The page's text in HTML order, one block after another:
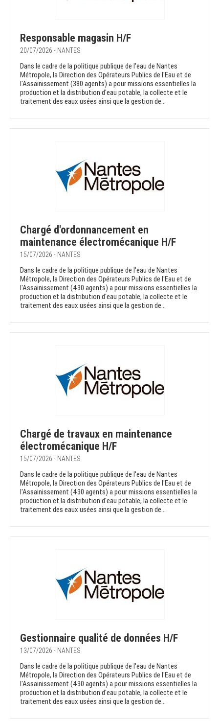
Responsable magasin H/F
20/07/2026 - NANTES
Dans le cadre de la politique publique de l'eau de Nantes
Métropole, la Direction des Opérateurs Publics de l'Eau et de
l'Assainissement (380 agents) a pour missions essentielles la
production et la distribution d'eau potable, la collecte et le
traitement des eaux usées ainsi que la gestion de...
Chargé d'ordonnancement en
maintenance électromécanique H/F
15/07/2026 - NANTES
Dans le cadre de la politique publique de l'eau de Nantes
Métropole, la Direction des Opérateurs Publics de l'Eau et de
l'Assainissement (430 agents) a pour missions essentielles la
production et la distribution d'eau potable, la collecte et le
traitement des eaux usées ainsi que la gestion de...
Chargé de travaux en maintenance
électromécanique H/F
15/07/2026 - NANTES
Dans le cadre de la politique publique de l'eau de Nantes
Métropole, la Direction des Opérateurs Publics de l'Eau et de
l'Assainissement (430 agents) a pour missions essentielles la
production et la distribution d'eau potable, la collecte et le
traitement des eaux usées ainsi que la gestion de...
Gestionnaire qualité de données H/F
13/07/2026 - NANTES
Dans le cadre de la politique publique de l'eau de Nantes
Métropole, la Direction des Opérateurs Publics de l'Eau et de
l'Assainissement (430 agents) a pour missions essentielles la
production et la distribution d'eau potable, la collecte et le
traitement des eaux usées ainsi que la gestion de...